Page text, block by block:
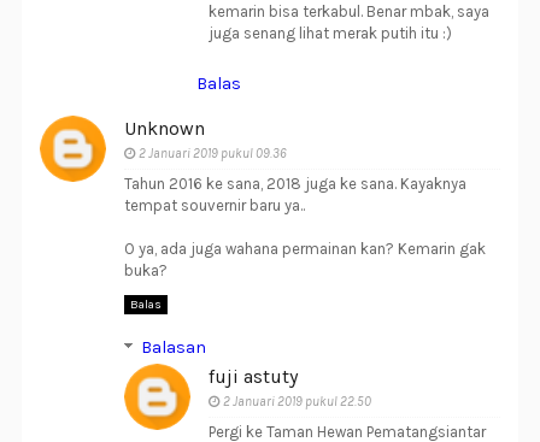
kemarin bisa terkabul. Benar mbak, saya
juga senang lihat merak putih itu :)
Balas
Unknown
2 Januari 2019 pukul 09.36
Tahun 2016 ke sana, 2018 juga ke sana. Kayaknya
tempat souvernir baru ya..
O ya, ada juga wahana permainan kan? Kemarin gak
buka?
Balas
Balasan
fuji astuty
2 Januari 2019 pukul 22.50
Pergi ke Taman Hewan Pematangsiantar